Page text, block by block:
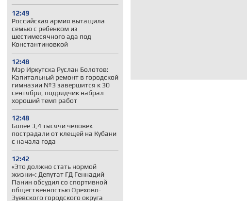
12:49
Российская армия вытащила
семью с ребенком из
шестимесячного ада под
Константиновкой
12:48
Мэр Иркутска Руслан Болотов:
Капитальный ремонт в городской
гимназии №3 завершится к 30
сентября, подрядчик набрал
хороший темп работ
12:48
Более 3,4 тысячи человек
пострадали от клещей на Кубани
с начала года
12:42
«Это должно стать нормой
жизни»: Депутат ГД Геннадий
Панин обсудил со спортивной
общественностью Орехово-
Зуевского городского округа